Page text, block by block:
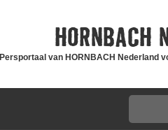
HORNBACH
Persportaal van HORNBACH Nederland